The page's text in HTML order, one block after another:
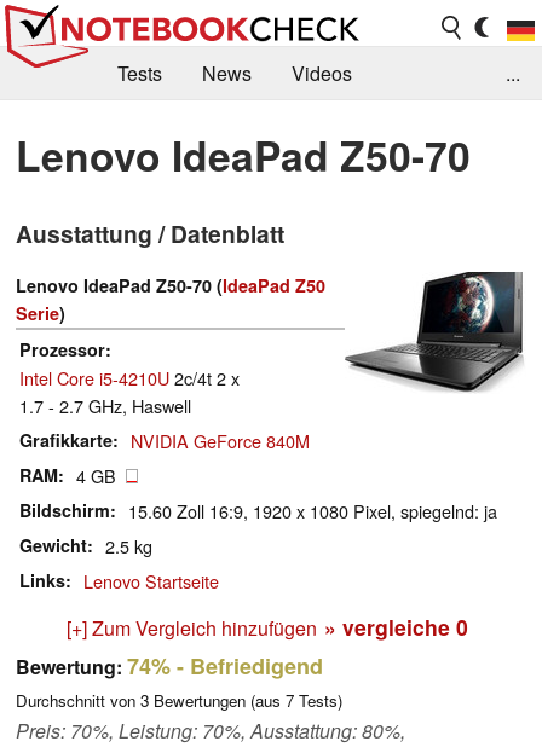
Tests News
Videos
Kaufberatung
Deals Suche
Jobs
Forum
...
Lenovo IdeaPad Z50-70
Ausstattung / Datenblatt
Lenovo IdeaPad Z50-70 (IdeaPad Z50
Serie)
Prozessor
Intel Core i5-4210U2c/4t 2 x
1.7 - 2.7 GHz, Haswell
Grafikkarte NVIDIA GeForce 840M
RAM 4 GB
Bildschirm 15.60 Zoll 16:9, 1920 x 1080 Pixel, spiegelnd: ja
Gewicht 2.5 kg
Links Lenovo Startseite
[+] Zum Vergleich hinzufügen » vergleiche 0
Bewertung: 74%- Befriedigend
Durchschnitt von 3 Bewertungen (aus 7 Tests)
Preis: 70%, Leistung: 70%, Ausstattung: 80%,